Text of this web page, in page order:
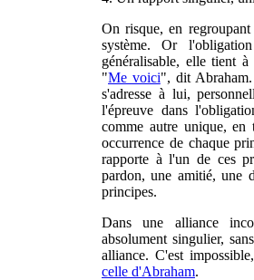
On risque, en
système. Or
généralisable, elle tient à
"Me voici", dit
s'adresse à lui,
l'épreuve dans
comme autre unique, en
occurrence de chaque
rapporte à l'un de ces
pardon, une amitié, une
principes.
Dans une alliance
absolument singulier,
alliance. C'est
celle d'Abraham.